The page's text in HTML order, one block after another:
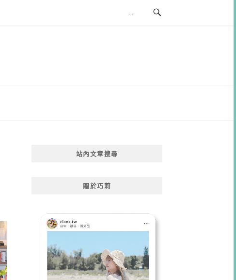
站內文章搜尋
關於巧莉